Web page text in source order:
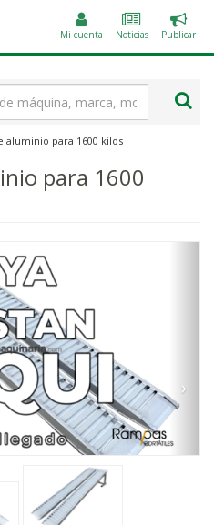
Mi cuenta Noticias
un
Publicar
aluminio para 1600 kilos
para 1600
›